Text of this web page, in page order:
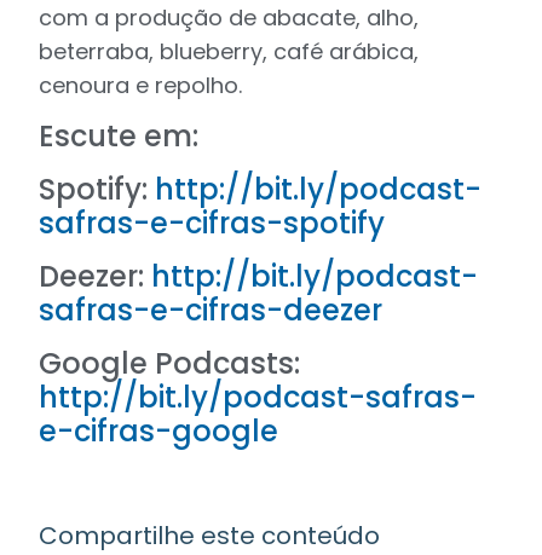
com a produção de abacate, alho,
beterraba, blueberry, café arábica,
cenoura e repolho.
Escute em:
Spotify: http://bit.ly/podcast-
safras-e-cifras-spotify
Deezer: http://bit.ly/podcast-
safras-e-cifras-deezer
Google Podcasts:
http://bit.ly/podcast-safras-
e-cifras-google
Compartilhe este conteúdo